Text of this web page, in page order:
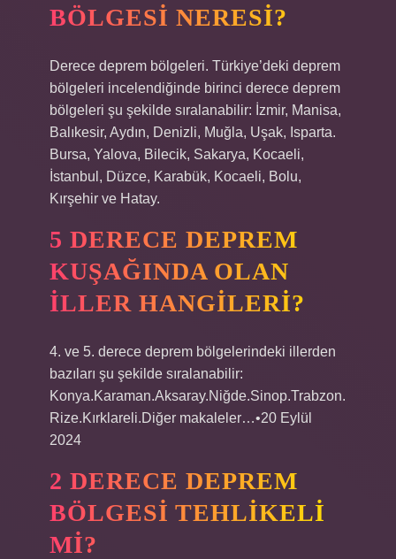
BÖLGESI NERESI?
Derece deprem bölgeleri. Türkiye’deki deprem
bölgeleri incelendiğinde birinci derece deprem
bölgeleri şu şekilde sıralanabilir: İzmir, Manisa,
Balıkesir, Aydın, Denizli, Muğla, Uşak, Isparta.
Bursa, Yalova, Bilecik, Sakarya, Kocaeli,
İstanbul, Düzce, Karabük, Kocaeli, Bolu,
Kırşehir ve Hatay.
5 DERECE DEPREM
KUŞAĞINDA OLAN
ILLER HANGILERI?
4. ve 5. derece deprem bölgelerindeki illerden
bazıları şu şekilde sıralanabilir:
Konya.Karaman.Aksaray.Niğde.Sinop.Trabzon.
Rize.Kırklareli.Diğer makaleler…•20 Eylül
2024
2 DERECE DEPREM
BÖLGESI TEHLIKELI
MI?